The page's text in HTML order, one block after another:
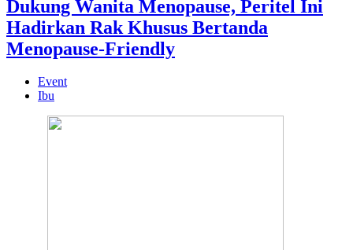
Dukung Wanita Menopause, Peritel Ini
Hadirkan Rak Khusus Bertanda
Menopause-Friendly
Event
Ibu